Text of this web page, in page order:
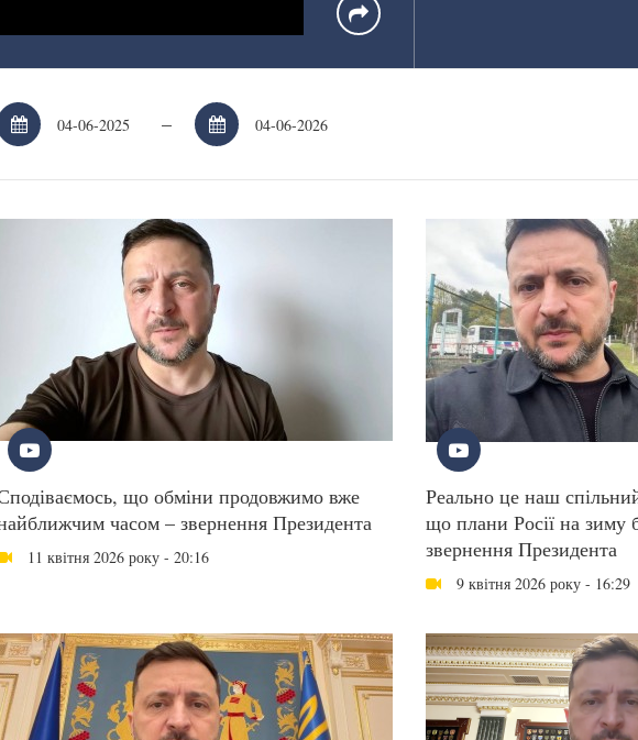
–
що обміни продовжимо вже
часом – звернення Президента
11 квітня 2026 року - 20:16
Реально це наш
що плани Росії на зиму
звернення Президента
9 квітня 2026 року - 16:29